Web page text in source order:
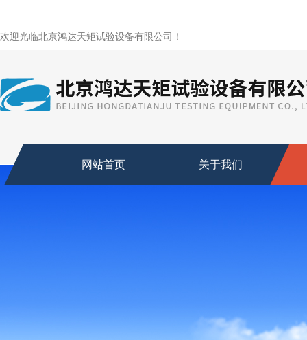
欢迎光临北京鸿达天矩试验设备有限公司！
网站首页 关于我们